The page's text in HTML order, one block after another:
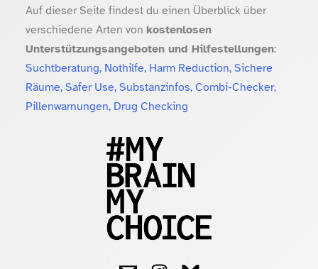
Auf dieser Seite findest du einen Überblick über
verschiedene Arten von kostenlosen
Unterstützungsangeboten und Hilfestellungen:
Suchtberatung, Nothilfe, Harm Reduction, Sichere
Räume, Safer Use, Substanzinfos, Combi-Checker,
Pillenwarnungen, Drug Checking